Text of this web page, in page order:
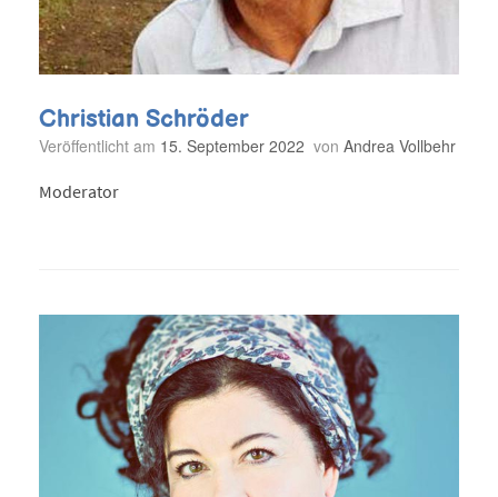
Christian Schröder
Veröffentlicht am 15. September 2022 von Andrea Vollbehr
Moderator